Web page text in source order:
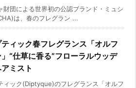
財団による世界初の公認ブランド・ミュシ
は、春のフレグラン ...
ィック春フレグランス「オルフ
“仕草に香る”フローラルウッデ
ミスト
ィック(Diptyque)のフレグランス「オルフ